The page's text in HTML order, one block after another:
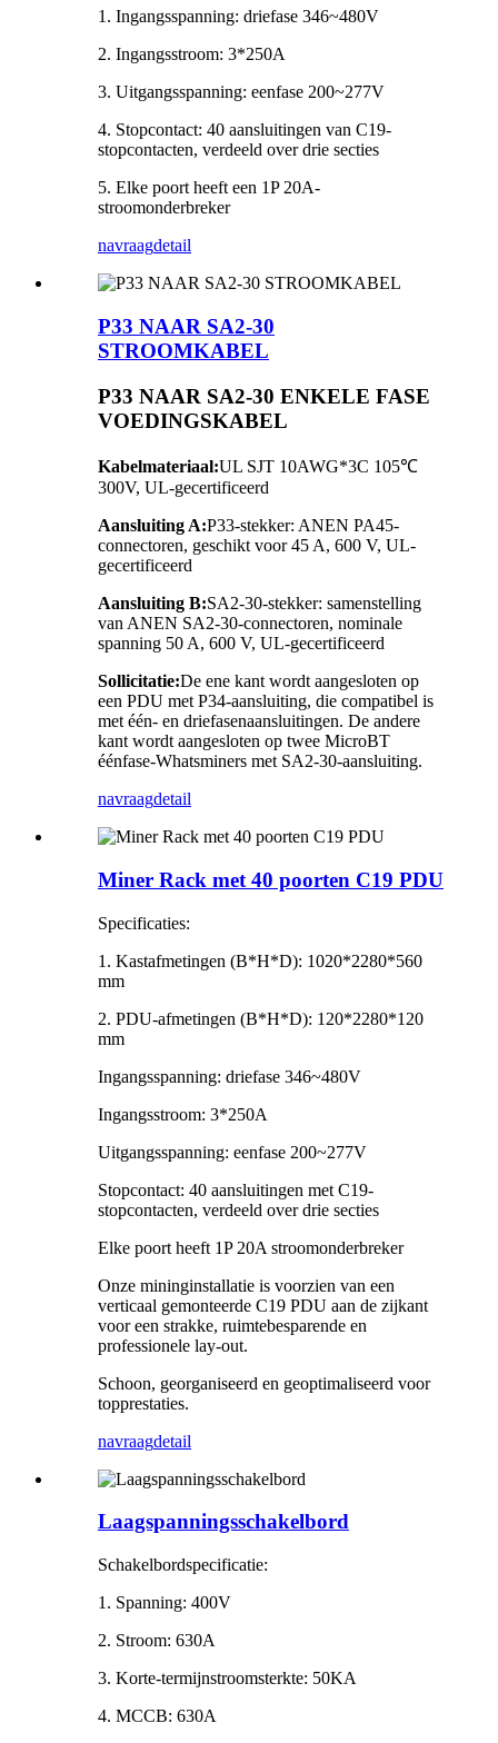
1. Ingangsspanning: driefase 346~480V
2. Ingangsstroom: 3*250A
3. Uitgangsspanning: eenfase 200~277V
4. Stopcontact: 40 aansluitingen van C19-
stopcontacten, verdeeld over drie secties
5. Elke poort heeft een 1P 20A-
stroomonderbreker
navraagdetail
P33 NAAR SA2-30
STROOMKABEL
P33 NAAR SA2-30 ENKELE FASE
VOEDINGSKABEL
Kabelmateriaal:UL SJT 10AWG*3C 105℃
300V, UL-gecertificeerd
Aansluiting A:P33-stekker: ANEN PA45-
connectoren, geschikt voor 45 A, 600 V, UL-
gecertificeerd
Aansluiting B:SA2-30-stekker: samenstelling
van ANEN SA2-30-connectoren, nominale
spanning 50 A, 600 V, UL-gecertificeerd
Sollicitatie:De ene kant wordt aangesloten op
een PDU met P34-aansluiting, die compatibel is
met één- en driefasenaansluitingen. De andere
kant wordt aangesloten op twee MicroBT
éénfase-Whatsminers met SA2-30-aansluiting.
navraagdetail
Miner Rack met 40 poorten C19 PDU
Specificaties:
1. Kastafmetingen (B*H*D): 1020*2280*560
mm
2. PDU-afmetingen (B*H*D): 120*2280*120
mm
Ingangsspanning: driefase 346~480V
Ingangsstroom: 3*250A
Uitgangsspanning: eenfase 200~277V
Stopcontact: 40 aansluitingen met C19-
stopcontacten, verdeeld over drie secties
Elke poort heeft 1P 20A stroomonderbreker
Onze mininginstallatie is voorzien van een
verticaal gemonteerde C19 PDU aan de zijkant
voor een strakke, ruimtebesparende en
professionele lay-out.
Schoon, georganiseerd en geoptimaliseerd voor
topprestaties.
navraagdetail
Laagspanningsschakelbord
Schakelbordspecificatie:
1. Spanning: 400V
2. Stroom: 630A
3. Korte-termijnstroomsterkte: 50KA
4. MCCB: 630A